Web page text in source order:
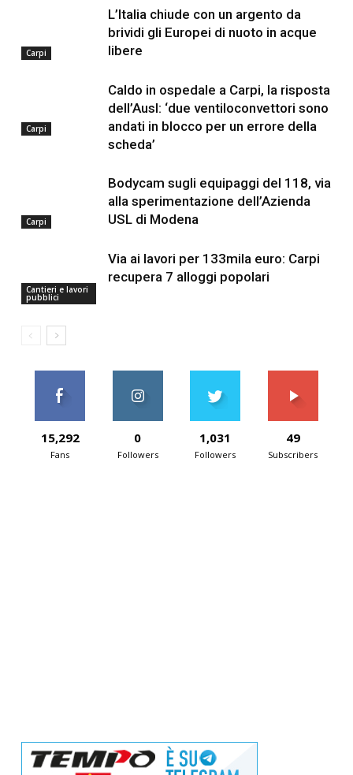
Carpi
L’Italia chiude con un argento da
brividi gli Europei di nuoto in acque
libere
Carpi
Caldo in ospedale a Carpi, la risposta
dell’Ausl: ‘due ventiloconvettori sono
andati in blocco per un errore della
scheda’
Carpi
Bodycam sugli equipaggi del 118, via
alla sperimentazione dell’Azienda
USL di Modena
Cantieri e lavori
pubblici
Via ai lavori per 133mila euro: Carpi
recupera 7 alloggi popolari
15,292
Fans
0
Followers
1,031
Followers
49
Subscribers